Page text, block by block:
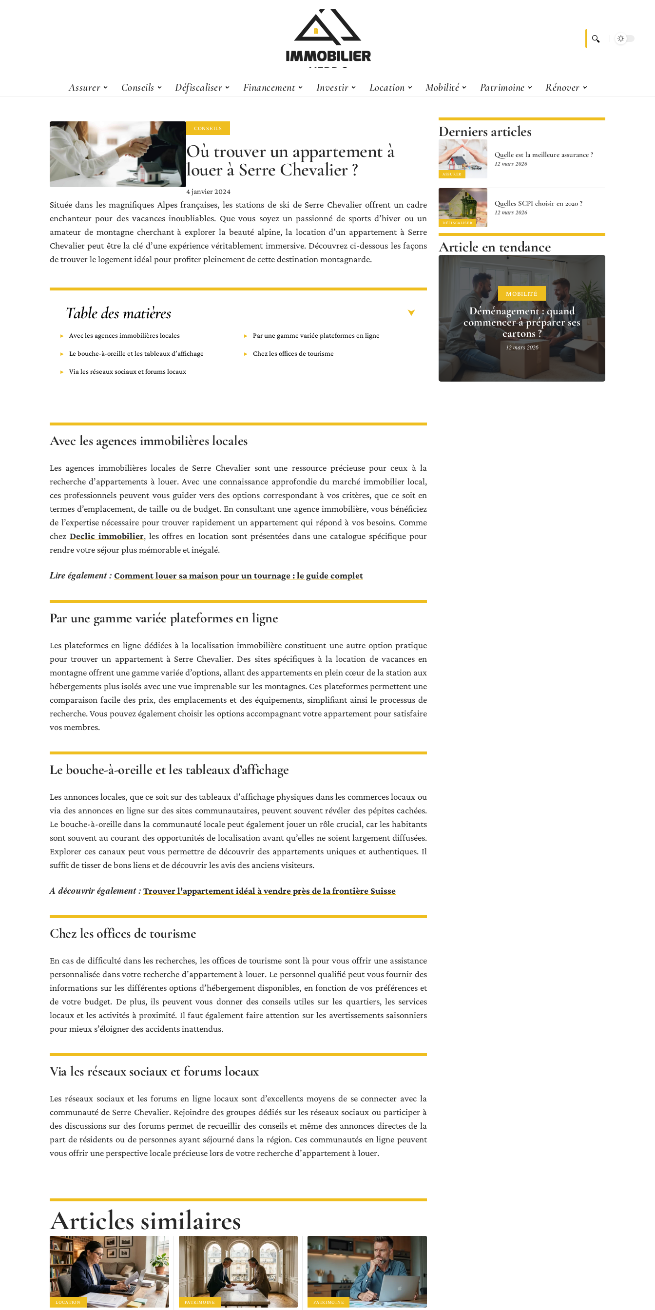
Assurer Conseils Défiscaliser Financement Investir Location Mobilité Patrimoine Rénover
CONSEILS
Où trouver un appartement à
louer à Serre Chevalier ?
4 janvier 2024
Située dans les magnifiques Alpes françaises, les stations de ski de Serre Chevalier offrent un cadre
enchanteur pour des vacances inoubliables. Que vous soyez un passionné de sports d’hiver ou un
amateur de montagne cherchant à explorer la beauté alpine, la location d’un appartement à Serre
Chevalier peut être la clé d’une expérience véritablement immersive. Découvrez ci-dessous les façons
de trouver le logement idéal pour profiter pleinement de cette destination montagnarde.
Table des matières
Avec les agences immobilières locales Par une gamme variée plateformes en ligne
Le bouche-à-oreille et les tableaux d’affichage Chez les offices de tourisme
Via les réseaux sociaux et forums locaux
Avec les agences immobilières locales
Les agences immobilières locales de Serre Chevalier sont une ressource précieuse pour ceux à la
recherche d’appartements à louer. Avec une connaissance approfondie du marché immobilier local,
ces professionnels peuvent vous guider vers des options correspondant à vos critères, que ce soit en
termes d’emplacement, de taille ou de budget. En consultant une agence immobilière, vous bénéficiez
de l’expertise nécessaire pour trouver rapidement un appartement qui répond à vos besoins. Comme
chez Declic immobilier, les offres en location sont présentées dans une catalogue spécifique pour
rendre votre séjour plus mémorable et inégalé.
Lire également : Comment louer sa maison pour un tournage : le guide complet
Par une gamme variée plateformes en ligne
Les plateformes en ligne dédiées à la localisation immobilière constituent une autre option pratique
pour trouver un appartement à Serre Chevalier. Des sites spécifiques à la location de vacances en
montagne offrent une gamme variée d’options, allant des appartements en plein cœur de la station aux
hébergements plus isolés avec une vue imprenable sur les montagnes. Ces plateformes permettent une
comparaison facile des prix, des emplacements et des équipements, simplifiant ainsi le processus de
recherche. Vous pouvez également choisir les options accompagnant votre appartement pour satisfaire
vos membres.
Le bouche-à-oreille et les tableaux d’affichage
Les annonces locales, que ce soit sur des tableaux d’affichage physiques dans les commerces locaux ou
via des annonces en ligne sur des sites communautaires, peuvent souvent révéler des pépites cachées.
Le bouche-à-oreille dans la communauté locale peut également jouer un rôle crucial, car les habitants
sont souvent au courant des opportunités de localisation avant qu’elles ne soient largement diffusées.
Explorer ces canaux peut vous permettre de découvrir des appartements uniques et authentiques. Il
suffit de tisser de bons liens et de découvrir les avis des anciens visiteurs.
A découvrir également : Trouver l'appartement idéal à vendre près de la frontière Suisse
Chez les offices de tourisme
En cas de difficulté dans les recherches, les offices de tourisme sont là pour vous offrir une assistance
personnalisée dans votre recherche d’appartement à louer. Le personnel qualifié peut vous fournir des
informations sur les différentes options d’hébergement disponibles, en fonction de vos préférences et
de votre budget. De plus, ils peuvent vous donner des conseils utiles sur les quartiers, les services
locaux et les activités à proximité. Il faut également faire attention sur les avertissements saisonniers
pour mieux s’éloigner des accidents inattendus.
Via les réseaux sociaux et forums locaux
Les réseaux sociaux et les forums en ligne locaux sont d’excellents moyens de se connecter avec la
communauté de Serre Chevalier. Rejoindre des groupes dédiés sur les réseaux sociaux ou participer à
des discussions sur des forums permet de recueillir des conseils et même des annonces directes de la
part de résidents ou de personnes ayant séjourné dans la région. Ces communautés en ligne peuvent
vous offrir une perspective locale précieuse lors de votre recherche d’appartement à louer.
Articles similaires
LOCATION PATRIMOINE PATRIMOINE
Derniers articles
ASSURER
Quelle est la meilleure assurance ?
12 mars 2026
DÉFISCALISER
Quelles SCPI choisir en 2020 ?
12 mars 2026
Article en tendance
MOBILITÉ
Déménagement : quand
commencer à préparer ses
cartons ?
12 mars 2026